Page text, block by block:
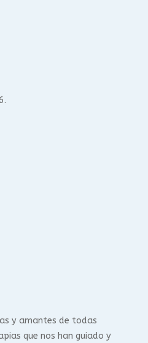
y amantes de todas
que nos han guiado y